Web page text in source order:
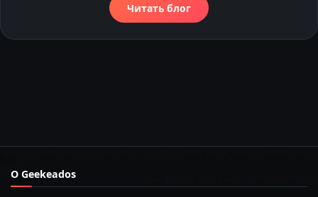
Читать блог
О Geekeados